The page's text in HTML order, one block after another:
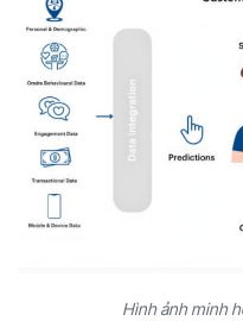
Hình ảnh minh